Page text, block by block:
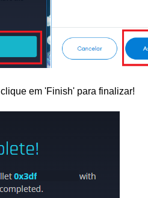
em 'Finish' para finalizar!